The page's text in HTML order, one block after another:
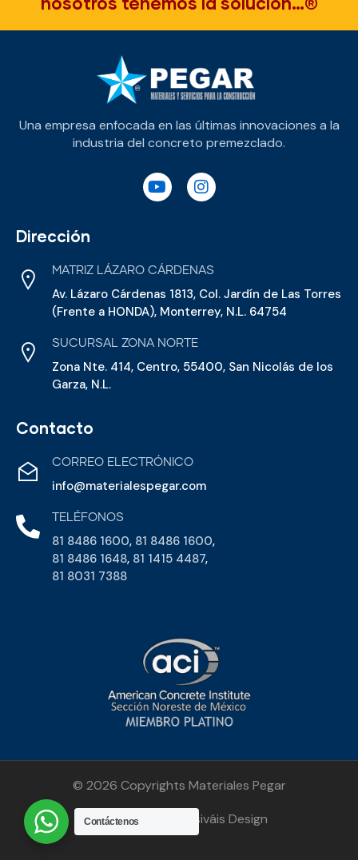
Una empresa enfocada en las últimas innovaciones a la
industria del concreto premezclado.
Dirección
MATRIZ LÁZARO CÁRDENAS
Av. Lázaro Cárdenas 1813, Col. Jardín de Las Torres
(Frente a HONDA), Monterrey, N.L. 64754
SUCURSAL ZONA NORTE
Zona Nte. 414, Centro, 55400, San Nicolás de los
Garza, N.L.
Contacto
CORREO ELECTRÓNICO
info@materialespegar.com
TELÉFONOS
81 8486 1600, 81 8486 1600,
81 8486 1648, 81 1415 4487,
81 8031 7388
© 2026 Copyrights Materiales Pegar
Martinez Monsiváis Design
Contáctenos